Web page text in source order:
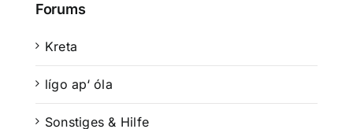
Forums
Kreta
lígo ap‘ óla
Sonstiges & Hilfe